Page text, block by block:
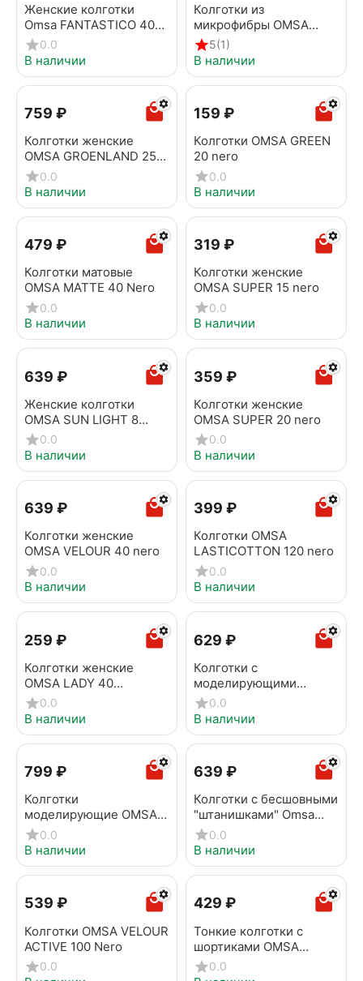
Женские колготки
Omsa FANTASTICO 40
nero0.0
В наличии
Колготки из
микрофибры OMSA
VELOUR 30 nero
5(1)
В наличии
‍759‍ ₽
Колготки женские
OMSA GROENLAND 250
nero0.0
В наличии
‍159‍ ₽
Колготки OMSA GREEN
20 nero
0.0
В наличии
‍479‍ ₽
Колготки матовые
OMSA MATTE 40 Nero
0.0
В наличии
‍319‍ ₽
Колготки женские
OMSA SUPER 15 nero
0.0
В наличии
‍639‍ ₽
Женские колготки
OMSA SUN LIGHT 8
beige naturel
0.0
В наличии
‍359‍ ₽
Колготки женские
OMSA SUPER 20 nero
0.0
В наличии
‍639‍ ₽
Колготки женские
OMSA VELOUR 40 nero
0.0
В наличии
‍399‍ ₽
Колготки OMSA
LASTICOTTON 120 nero
0.0
В наличии
‍259‍ ₽
Колготки женские
OMSA LADY 40
caramello
0.0
В наличии
‍629‍ ₽
Колготки с
моделирующими
шортиками OMSA
PERFECT BODY 70 Nero
0.0
В наличии
‍799‍ ₽
Колготки
моделирующие OMSA
SLIM SHAPE 40
caramello
0.0
В наличии
‍639‍ ₽
Колготки с бесшовными
"штанишками" Omsa
Innovattiva 20 caramello
0.0
В наличии
‍539‍ ₽
Колготки OMSA VELOUR
ACTIVE 100 Nero
0.0
‍429‍ ₽
Тонкие колготки с
шортиками OMSA
ATTIVA 20 naturale
0.0